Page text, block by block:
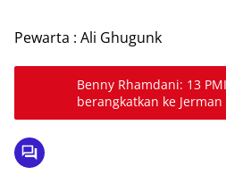
Pewarta : Ali Ghugunk
Benny Rhamdani: 13
berangkatkan ke
Perawat